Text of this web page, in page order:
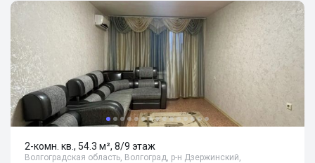
2-комн. кв., 54.3 м², 8/9 этаж
Волгоградская область, Волгоград, р-н Дзержинский,